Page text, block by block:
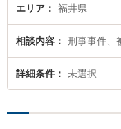
エリア 福井県
相談内容 刑事事件、
詳細条件 未選択